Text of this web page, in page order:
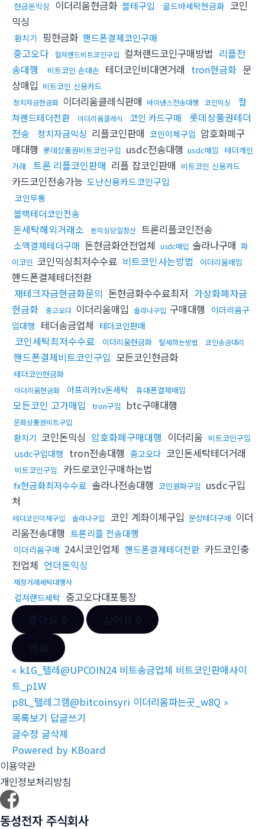
현금돈믹싱 이더리움현금화 블테구입 골드바세탁현금화 코인
믹싱
환치기 핑현금화 핸드폰결제코인구매
중고오다 컬쳐랜드비트코인구입 컬쳐랜드코인구매방법 리플전
송대행
비트코인 손대손 테더코인비대면거래 tron현금화 문
상매입 비트코인 신용카드
정치자금현금화 이더리움클레식판매 바이낸스전송대행 코인믹싱
컬
쳐랜드테더전환
이더리움클레식 코인 카드구매
롯데상품권테더
전송
정치자금믹싱 리플코인판매 코인이체구입 암호화폐구
매대행 롯데상품권비트코인구입 usdc전송대행 usdc매입
테더개인
거래
트론 리플코인판매 리플 잡코인판매 비트코인 신용카드
카드코인전송가능 도난신용카드코인구입
코인무통
블랙테더코인전송
돈세탁해외거래소 돈믹싱당일정산 트론리플코인전송
소액결제테더구매 돈현금화안전업체 usdc매입 솔라나구매 파
이코인 코인믹싱최저수수료 비트코인사는방법 이더리움매입
핸드폰결제테더전환
재테크자금현금화문의 돈현금화수수료최저 가상화폐자금
현금화
중고오다 이더리움매입 솔라나구입 구매대행
이더리움구
입대행 테더송금업체 테더코인판매
코인세탁최저수수료 이더리움현금화 탈세하는방법 코인송금대리
핸드폰결제비트코인구입 모든코인현금화
테더코인현금화
이더리움현금화 아프리카tv돈세탁 휴대폰결제매입
모든코인 고가매입 tron구입 btc구매대행
문화상품권비트구입
환치기 코인돈믹싱 암호화폐구매대행 이더리움 비트코인구입
usdc구입대행 tron전송대행 중고오다 코인돈세탁테더거래
비트코인구입 카드로코인구매하는법
fx현금화최저수수료 솔라나전송대행 코인원화구입 usdc구입
처
테더코인이체구입 솔라나구입 코인 계좌이체구입 문상테더구매 이더
리움전송대행 트론리플 전송대행
이더리움구매 24시코인업체 핸드폰결제테더전환 카드코인충
전업체 언더돈믹싱
재정거래세탁대행사
컬쳐랜드세탁 중고오다대포통장
« k1G_텔레@UPCOIN24 비트송금업체 비트코인판매사이
트_p1W
p8L_텔레그램@bitcoinsyri 이더리움파는곳_w8Q »
목록보기 답글쓰기
글수정 글삭제
Powered by KBoard
이용약관
개인정보처리방침
동성전자 주식회사